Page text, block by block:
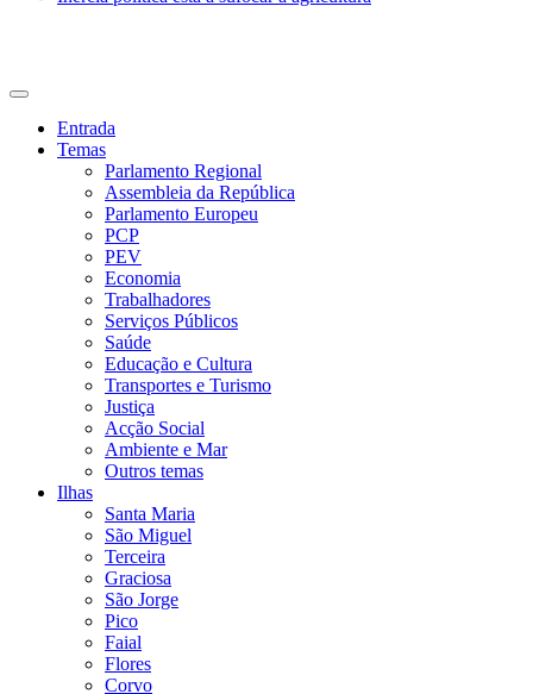
Entrada
Temas
Parlamento Regional
Assembleia da República
Parlamento Europeu
PCP
PEV
Economia
Trabalhadores
Serviços Públicos
Saúde
Educação e Cultura
Transportes e Turismo
Justiça
Acção Social
Ambiente e Mar
Outros temas
Ilhas
Santa Maria
São Miguel
Terceira
Graciosa
São Jorge
Pico
Faial
Flores
Corvo